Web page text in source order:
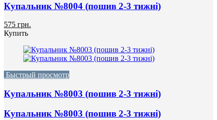
Купальник №8004 (пошив 2-3 тижні)
575 грн.
Купить
Быстрый просмотр
Купальник №8003 (пошив 2-3 тижні)
Купальник №8003 (пошив 2-3 тижні)